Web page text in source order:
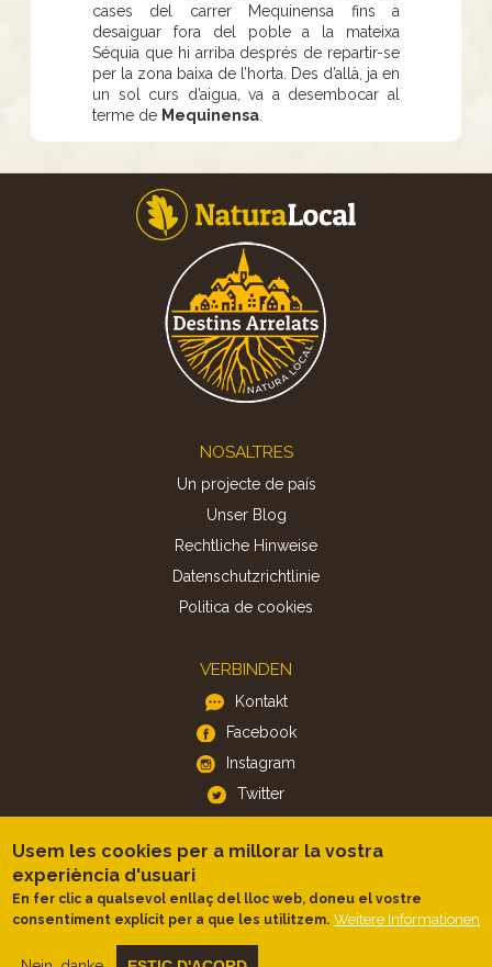
cases del carrer Mequinensa fins a
desaiguar fora del poble a la mateixa
Séquia que hi arriba després de repartir-se
per la zona baixa de l’horta. Des d’allà, ja en
un sol curs d’aigua, va a desembocar al
terme de Mequinensa
NOSALTRES
Un projecte de país
Unser Blog
Rechtliche Hinweise
Datenschutzrichtlinie
Politica de cookies
VERBINDEN
Kontakt
Facebook
Instagram
Twitter
APP
Android
Usem les cookies per a millorar la vostra
experiència d'usuari
En fer clic a qualsevol enllaç del lloc web, doneu el vostre
consentiment explícit per a que les utilitzem. Weitere Informationen